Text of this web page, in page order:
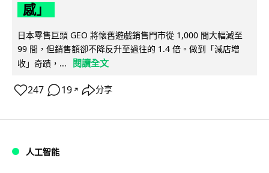
感」
日本零售巨頭 GEO 將懷舊遊戲銷售門市從 1,000 間大幅減至
99 間，但銷售額卻不降反升至過往的 1.4 倍。做到「減店增
收」奇蹟，...
閱讀全文
247 19 ↗ 分享
人工智能